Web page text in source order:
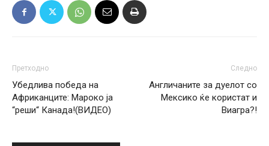
Претходно
Убедлива победа на
Африканците: Мароко ја
“реши“ Канада!(ВИДЕО)
Следно
Англичаните за дуелот со
Мексико ќе користат и
Виагра?!